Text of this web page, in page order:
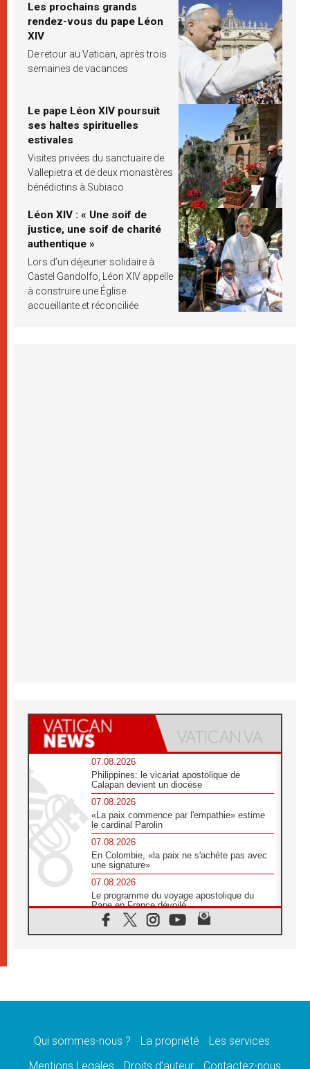
Les prochains grands
rendez-vous du pape Léon
XIV
De retour au Vatican, après trois
semaines de vacances
Le pape Léon XIV poursuit
ses haltes spirituelles
estivales
Visites privées du sanctuaire de
Vallepietra et de deux monastères
bénédictins à Subiaco
Léon XIV : « Une soif de
justice, une soif de charité
authentique »
Lors d’un déjeuner solidaire à
Castel Gandolfo, Léon XIV appelle
à construire une Église
accueillante et réconciliée
07.08.2026
Philippines: le vicariat apostolique de
Calapan devient un diocèse
07.08.2026
«La paix commence par l'empathie» estime
le cardinal Parolin
07.08.2026
En Colombie, «la paix ne s'achète pas avec
une signature»
07.08.2026
Le programme du voyage apostolique du
Pape en France dévoilé
07.08.2026
1ère Conférence continentale sur l'éducation
07.08.2026
07.08.2026
lancement des «dix jours de prière pour la
Qui sommes-nous ? La propriété
Les services
Mentions Legales
Droits d’auteur Contactez-nous